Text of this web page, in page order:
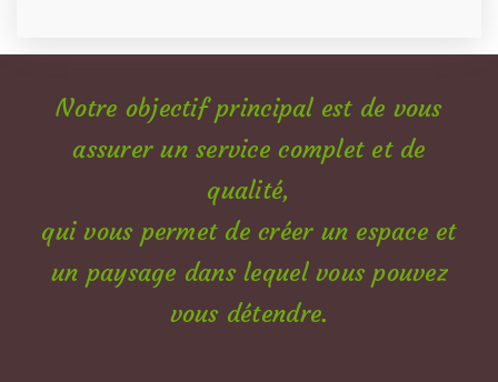
Notre objectif principal est de vous
assurer un service complet et de
qualité,
qui vous permet de créer un espace et
un paysage dans lequel vous pouvez
vous détendre.